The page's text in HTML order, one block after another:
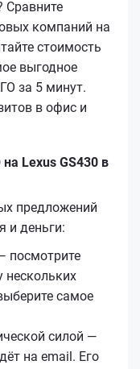
Сравните
компаний на
стоимость
выгодное
за 5 минут.
в офис и
Lexus GS430 в
предложений
и деньги:
посмотрите
нескольких
самое
силой —
на email. Его